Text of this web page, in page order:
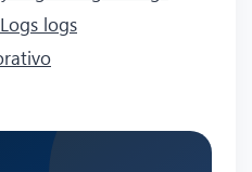
logs